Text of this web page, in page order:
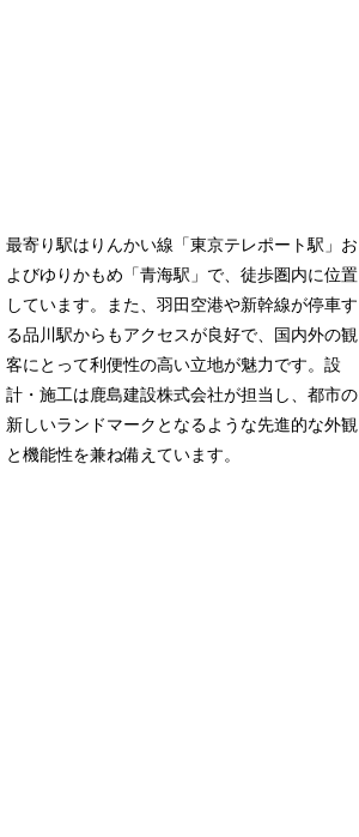
最寄り駅はりんかい線「東京テレポート駅」お
よびゆりかもめ「青海駅」で、徒歩圏内に位置
しています。また、羽田空港や新幹線が停車す
る品川駅からもアクセスが良好で、国内外の観
客にとって利便性の高い立地が魅力です。設
計・施工は鹿島建設株式会社が担当し、都市の
新しいランドマークとなるような先進的な外観
と機能性を兼ね備えています。